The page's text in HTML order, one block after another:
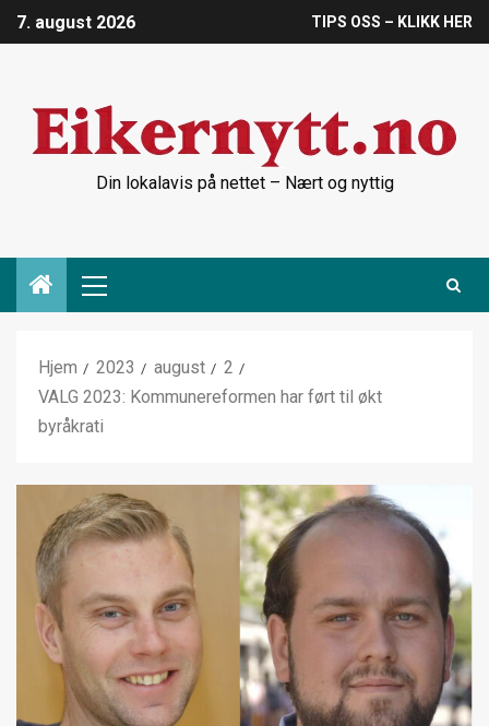
7. august 2026 TIPS OSS – KLIKK HER
Din lokalavis på nettet – Nært og nyttig
Hjem 2023 august
2
VALG 2023: Kommunereformen har ført til økt
byråkrati